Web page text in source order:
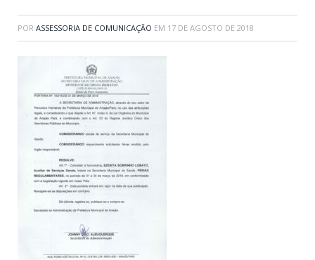
POR ASSESSORIA DE COMUNICAÇÃO EM 17 DE AGOSTO DE 2018